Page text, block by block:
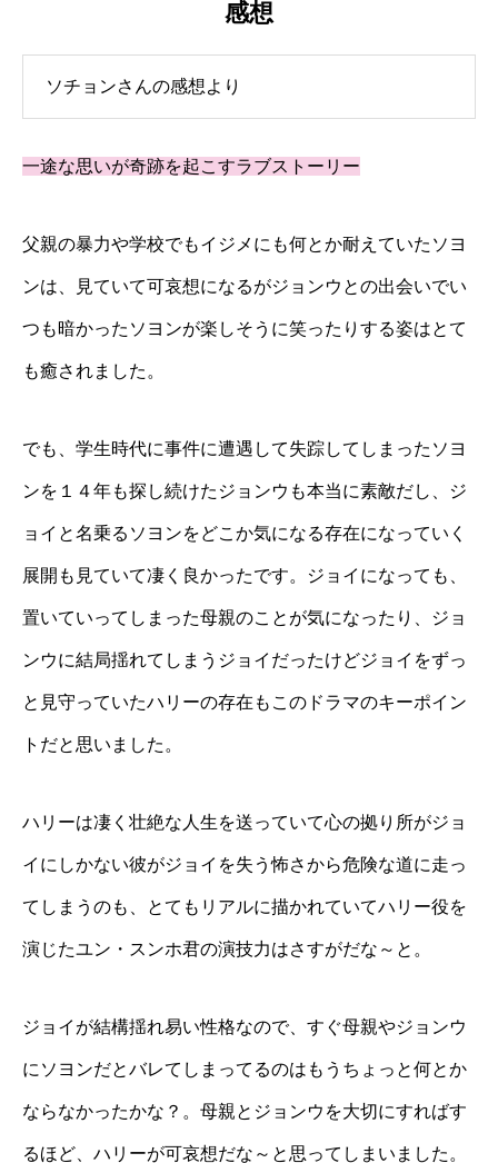
感想
ソチョンさんの感想より
一途な思いが奇跡を起こすラブストーリー
父親の暴力や学校でもイジメにも何とか耐えていたソヨ
ンは、見ていて可哀想になるがジョンウとの出会いでい
つも暗かったソヨンが楽しそうに笑ったりする姿はとて
も癒されました。
でも、学生時代に事件に遭遇して失踪してしまったソヨ
ンを１４年も探し続けたジョンウも本当に素敵だし、ジ
ョイと名乗るソヨンをどこか気になる存在になっていく
展開も見ていて凄く良かったです。ジョイになっても、
置いていってしまった母親のことが気になったり、ジョ
ンウに結局揺れてしまうジョイだったけどジョイをずっ
と見守っていたハリーの存在もこのドラマのキーポイン
トだと思いました。
ハリーは凄く壮絶な人生を送っていて心の拠り所がジョ
イにしかない彼がジョイを失う怖さから危険な道に走っ
てしまうのも、とてもリアルに描かれていてハリー役を
演じたユン・スンホ君の演技力はさすがだな～と。
ジョイが結構揺れ易い性格なので、すぐ母親やジョンウ
にソヨンだとバレてしまってるのはもうちょっと何とか
ならなかったかな？。母親とジョンウを大切にすればす
るほど、ハリーが可哀想だな～と思ってしまいました。